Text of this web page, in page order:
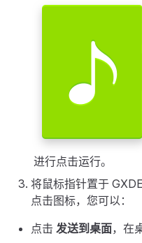
进行点击运行。
将鼠标指针置于
点击图标，您可以：
点击 发送到桌面，在